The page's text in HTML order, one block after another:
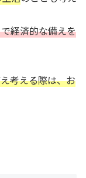
経済的な備えを
考える際は、お